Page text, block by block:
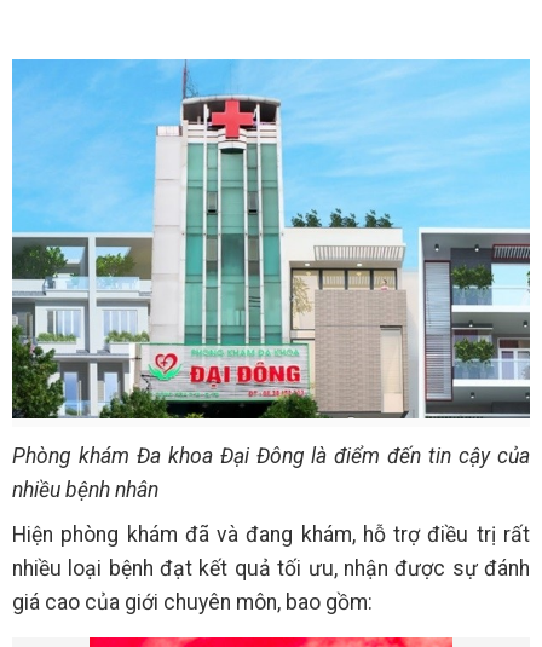
Phòng khám Đa khoa Đại Đông là điểm đến tin cậy của
nhiều bệnh nhân
Hiện phòng khám đã và đang khám, hỗ trợ điều trị rất
nhiều loại bệnh đạt kết quả tối ưu, nhận được sự đánh
giá cao của giới chuyên môn, bao gồm: